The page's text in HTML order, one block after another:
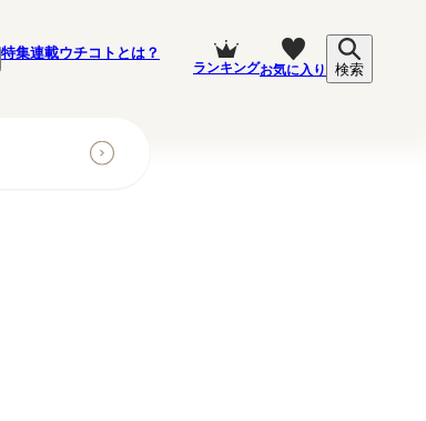
特集連載ウチコトとは？
ランキングお気に入り 検索